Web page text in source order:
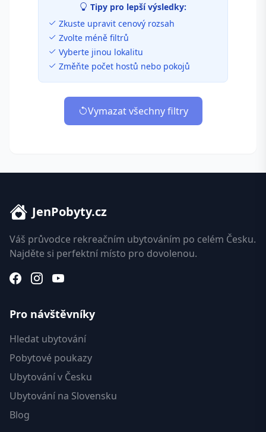
Tipy pro lepší výsledky:
Zkuste upravit cenový rozsah
Zvolte méně filtrů
Vyberte jinou lokalitu
Změňte počet hostů nebo pokojů
Vymazat všechny filtry
JenPobyty.cz
Váš průvodce rekreačním ubytováním po celém Česku.
Najděte si perfektní místo pro dovolenou.
Pro návštěvníky
Hledat ubytování
Pobytové poukazy
Ubytování v Česku
Ubytování na Slovensku
Blog